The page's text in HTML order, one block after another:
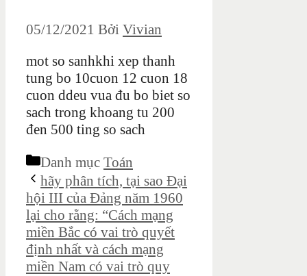
05/12/2021 Bởi Vivian
mot so sanhkhi xep thanh
tung bo 10cuon 12 cuon 18
cuon ddeu vua đu bo biet so
sach trong khoang tu 200
đen 500 ting so sach
Danh mục Toán
hãy phân tích, tại sao Đại
hội III của Đảng năm 1960
lại cho rằng: “Cách mạng
miền Bắc có vai trò quyết
định nhất và cách mạng
miền Nam có vai trò quy